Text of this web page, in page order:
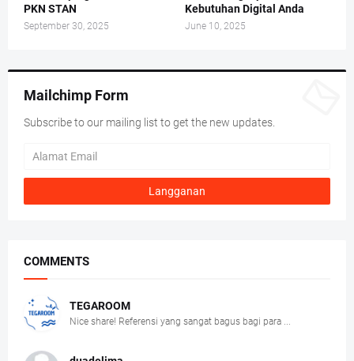
PKN STAN
September 30, 2025
Kebutuhan Digital Anda
June 10, 2025
Mailchimp Form
Subscribe to our mailing list to get the new updates.
COMMENTS
TEGAROOM
Nice share! Referensi yang sangat bagus bagi para ...